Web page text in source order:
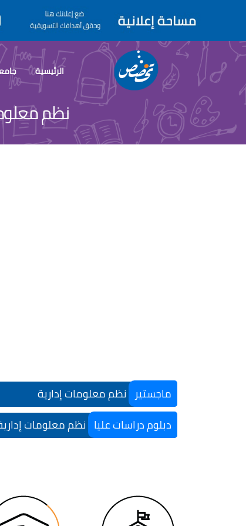
الرئيسية
نظم
ماجستير نظم معلومات إدارية
دبلوم دراسات عليا نظم معلومات